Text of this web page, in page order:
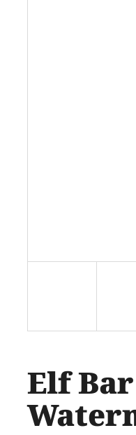
Elf
OXVA XLIM V3